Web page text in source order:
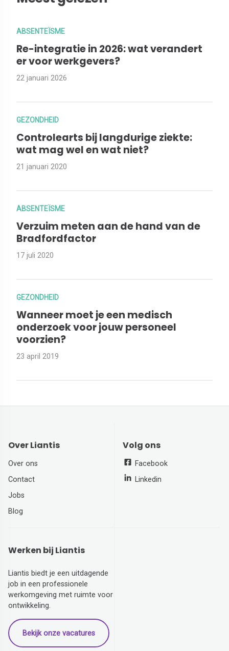
ABSENTEÏSME
Re-integratie in 2026: wat verandert
er voor werkgevers?
22 januari 2026
GEZONDHEID
Controlearts bij langdurige ziekte:
wat mag wel en wat niet?
21 januari 2020
ABSENTEÏSME
Verzuim meten aan de hand van de
Bradfordfactor
17 juli 2020
GEZONDHEID
Wanneer moet je een medisch
onderzoek voor jouw personeel
voorzien?
23 april 2019
Over Liantis
Over ons
Contact
Jobs
Blog
Volg ons
Facebook
Linkedin
Werken bij Liantis
Liantis biedt je een uitdagende
job in een professionele
werkomgeving met ruimte voor
ontwikkeling.
Bekijk onze vacatures